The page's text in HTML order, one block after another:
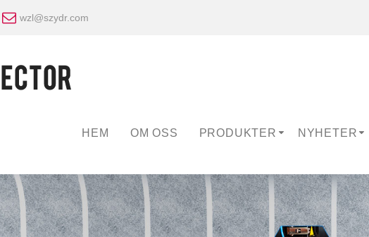
wzl@szydr.com
HEM OM OSS PRODUKTER NYHETER